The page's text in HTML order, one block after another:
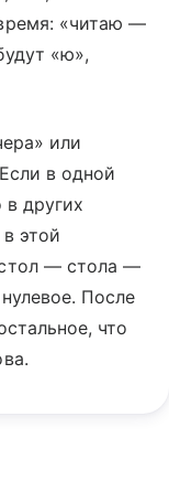
«читаю —
«ю»,
или
в одной
других
этой
— стола —
После
что